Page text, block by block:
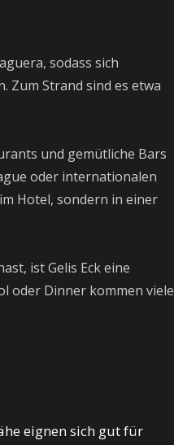
sodass sich
Zum Strand sind es etwa
und gemütliche Bars
oder internationalen
Hotel, sondern in einer
ist Gelis Eck eine
oder Dinner kommen viele
eignen sich gut für